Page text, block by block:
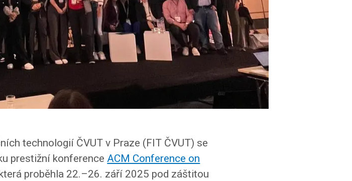
technologií ČVUT v Praze (FIT ČVUT) se
prestižní konferenceACM Conference on
proběhla 22.–26. září 2025 pod záštitou